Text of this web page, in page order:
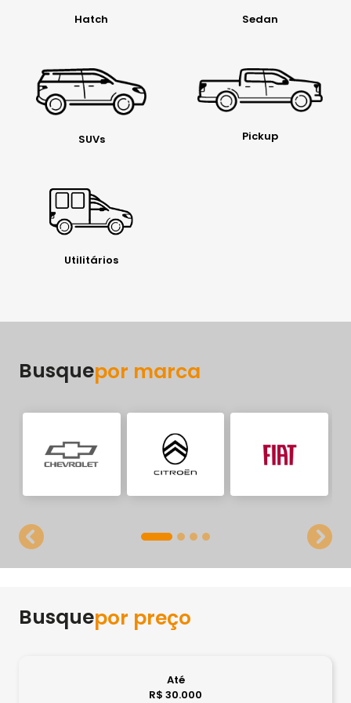
Hatch Sedan
SUVs Pickup
Utilitários
Busquepor marca
templates.template-
Busquepor preço
Até
R$ 30.000